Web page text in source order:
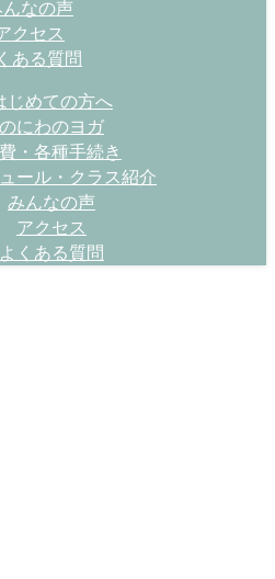
なの声
クセス
ある質問
じめての方へ
のにわのヨガ
・各種手続き
ール・クラス紹介
みんなの声
アクセス
よくある質問